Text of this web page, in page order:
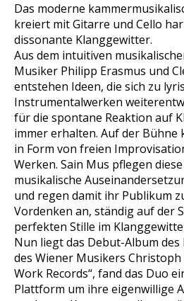
Das moderne
kreiert mit Gitarre und Cello
dissonante Klanggewitter.
Aus dem intuitiven
Musiker Philipp Erasmus und
entstehen Ideen, die sich zu
Instrumentalwerken
für die spontane Reaktion auf
immer erhalten. Auf der Bühne
in Form von freien
Werken. Sain Mus pflegen
musikalische
und regen damit ihr Publikum
Vordenken an, ständig auf der
perfekten Stille im
Nun liegt das Debut-Album des
des Wiener Musikers Christoph
Work Records“, fand das Duo
Plattform um ihre eigenwillige